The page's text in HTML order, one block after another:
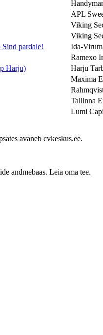
APL
Viking
Viking
pardale!
Ida-
Ramexo
Harju)
Harju
Maxima
Tallinna
Lumi
avaneb cvkeskus.ee.
andmebaas. Leia oma tee.